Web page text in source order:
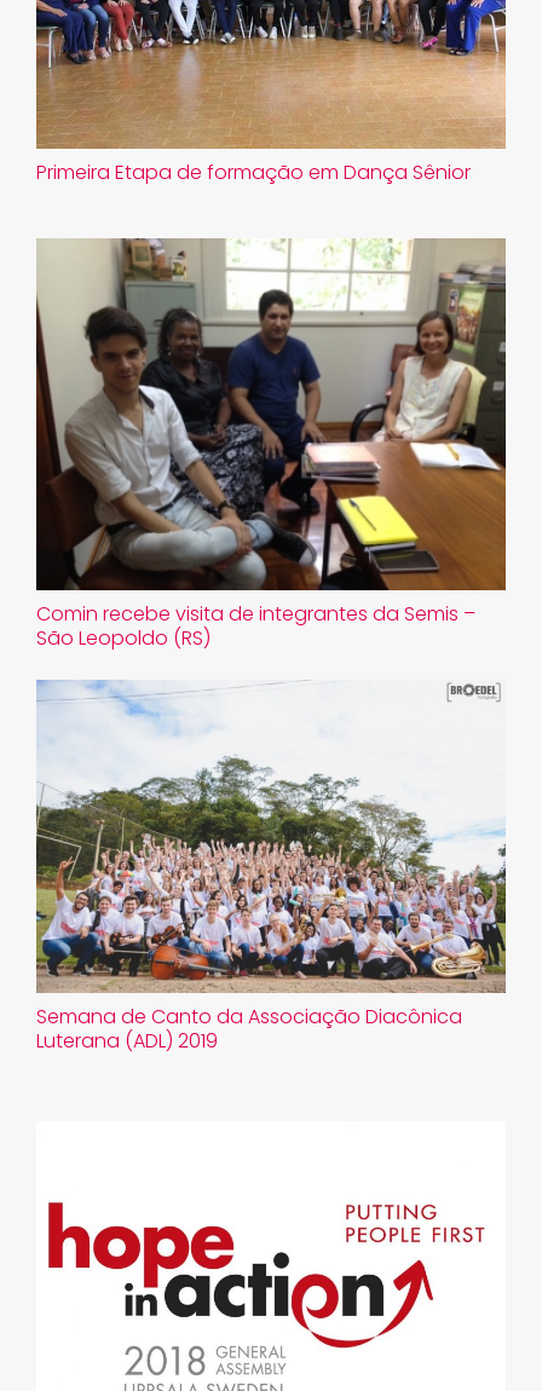
Primeira Etapa de formação em Dança Sênior
Comin recebe visita de integrantes da Semis –
São Leopoldo (RS)
Semana de Canto da Associação Diacônica
Luterana (ADL) 2019